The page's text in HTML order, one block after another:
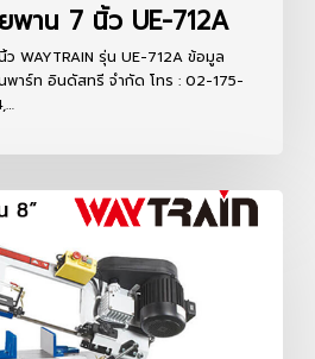
พาน 7 นิ้ว UE-712A
WAYTRAIN รุ่น UE-712A ข้อมูล
พาร์ท อินดัสทรี จำกัด โทร : 02-175-